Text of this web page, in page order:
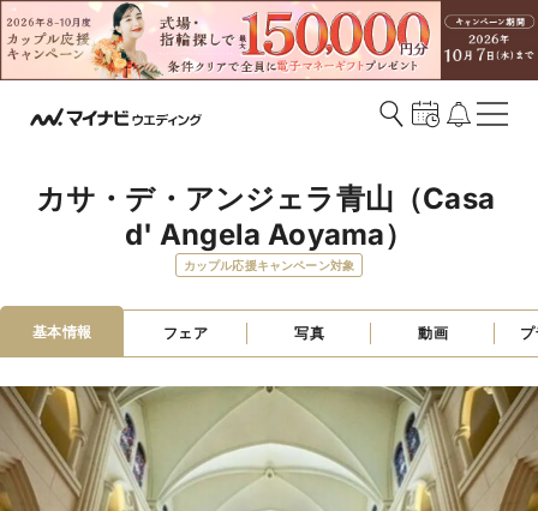
カサ・デ・アンジェラ青山（Casa
d' Angela Aoyama）
カップル応援キャンペーン対象
基本情報 フェア 写真 動画